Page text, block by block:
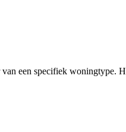
een specifiek